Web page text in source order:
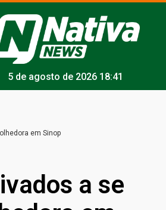
5 de agosto de 2026 18:41
em Sinop
a se